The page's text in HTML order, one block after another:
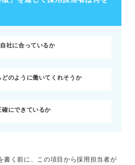
社に合っているか
どのように働いてくれそうか
確にできているか
書く前に、この項目から採用担当者が